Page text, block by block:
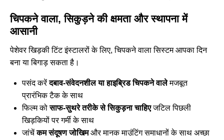
चिपकने वाला, सिकुड़ने की क्षमता और स्थापना में
आसानी
पेशेवर खिड़की टिंट इंस्टालरों के लिए, चिपकने वाला सिस्टम आपका दिन
बना या बिगाड़ सकता है।
पसंद करेंदबाव-संवेदनशील या हाइब्रिड चिपकने वालेमजबूत
प्रारंभिक टैक के साथ
फिल्म कोसाफ-सुथरे तरीके से सिकुड़ना चाहिएजटिल पिछली
खिड़कियों पर गर्मी के साथ
जांचेंकम संदूषण जोखिमऔर मानक माउंटिंग समाधानों के साथ अच्छा